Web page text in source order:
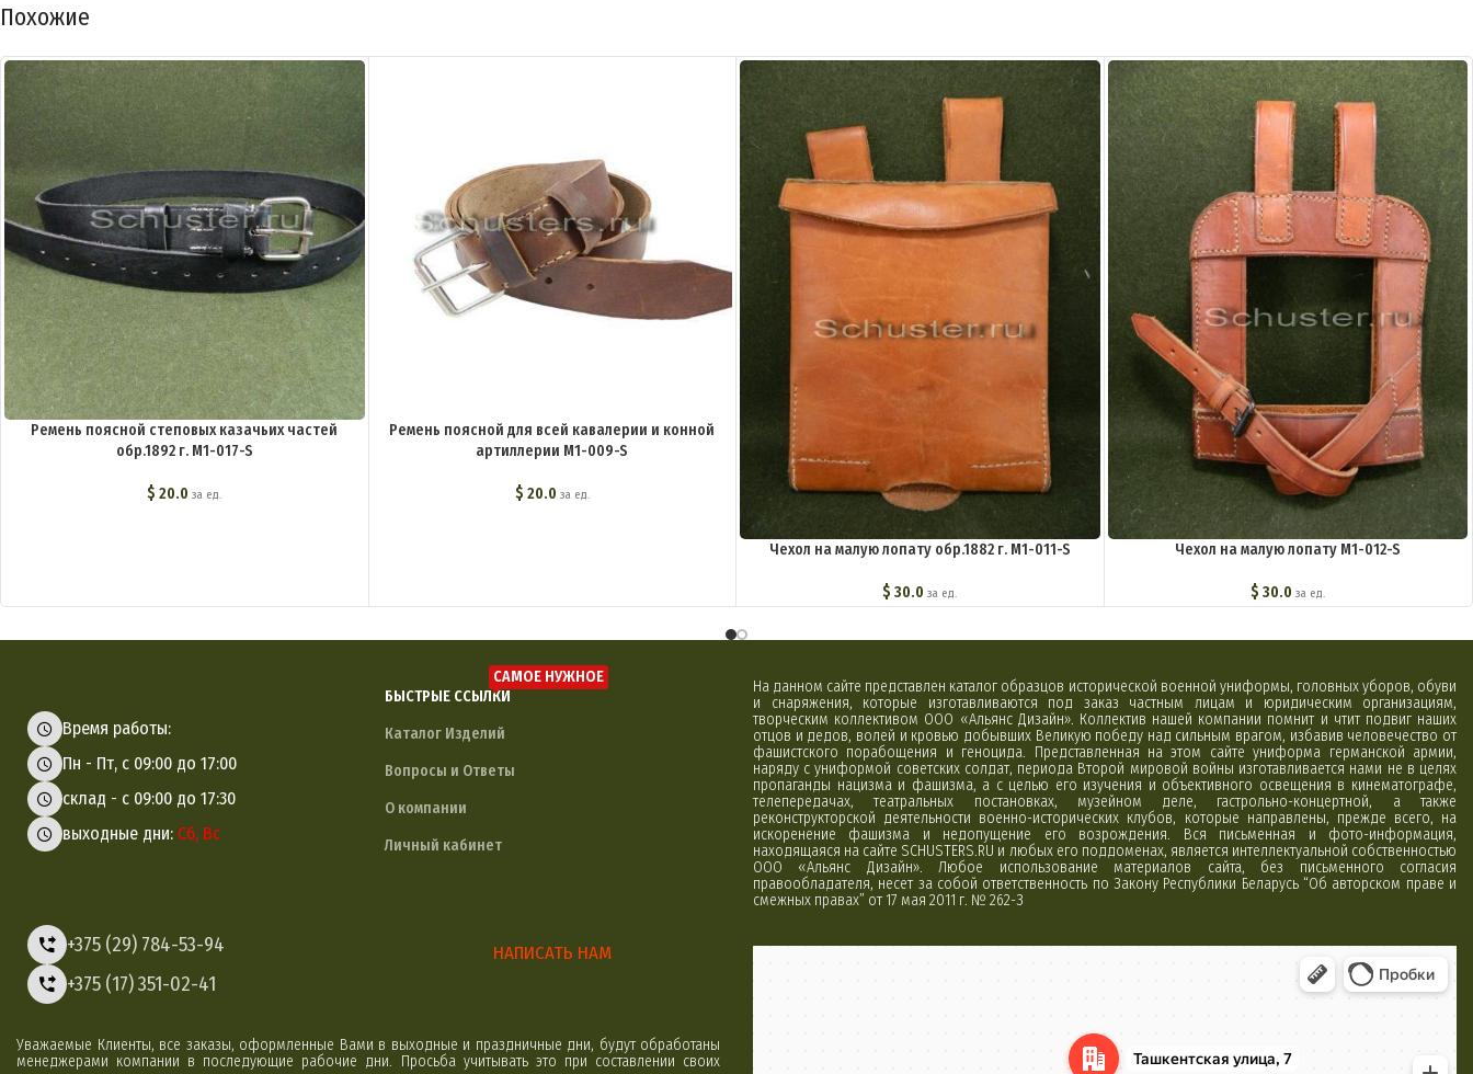
Похожие
Ремень поясной степовых казачьих частей
обр.1892 г. M1-017-S
$ 20.0 за ед.
Ремень поясной для всей кавалерии и конной
артиллерии M1-009-S
$ 20.0 за ед.
Чехол на малую лопату обр.1882 г. M1-011-S
$ 30.0 за ед.
Чехол на малую лопату M1-012-S
$ 30.0 за ед.
Время работы:
Пн - Пт, с 09:00 до 17:00
склад - с 09:00 до 17:30
выходные дни: Сб, Вс
+375 (29) 784-53-94
+375 (17) 351-02-41
БЫСТРЫЕ ССЫЛКИ
САМОЕ НУЖНОЕ
Каталог Изделий
Вопросы и Ответы
О компании
Личный кабинет
НАПИСАТЬ НАМ
Уважаемые Клиенты, все заказы, оформленные Вами в выходные и праздничные дни, будут обработаны
менеджерами компании в последующие рабочие дни. Просьба учитывать это при составлении своих
На данном сайте представлен каталог образцов исторической военной униформы, головных уборов, обуви
и снаряжения, которые изготавливаются под заказ частным лицам и юридическим организациям,
творческим коллективом ООО «Альянс Дизайн». Коллектив нашей компании помнит и чтит подвиг наших
отцов и дедов, волей и кровью добывших Великую победу над сильным врагом, избавив человечество от
фашистского порабощения и геноцида. Представленная на этом сайте униформа германской армии,
наряду с униформой советских солдат, периода Второй мировой войны изготавливается нами не в целях
пропаганды нацизма и фашизма, а с целью его изучения и объективного освещения в кинематографе,
телепередачах, театральных постановках, музейном деле, гастрольно-концертной, а также
реконструкторской деятельности военно-исторических клубов, которые направлены, прежде всего, на
искоренение фашизма и недопущение его возрождения. Вся письменная и фото-информация,
находящаяся на сайте SCHUSTERS.RU и любых его поддоменах, является интеллектуальной собственностью
ООО «Альянс Дизайн». Любое использование материалов сайта, без письменного согласия
правообладателя, несет за собой ответственность по Закону Республики Беларусь “Об авторском праве и
смежных правах” от 17 мая 2011 г. № 262-З